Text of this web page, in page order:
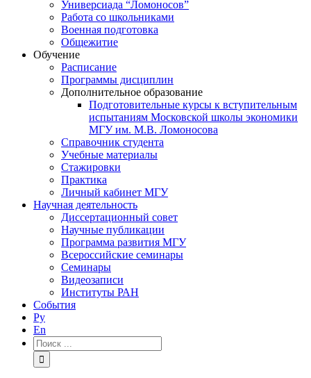
Универсиада “Ломоносов”
Работа со школьниками
Военная подготовка
Общежитие
Обучение
Расписание
Программы дисциплин
Дополнительное образование
Подготовительные курсы к вступительным
испытаниям Московской школы экономики
МГУ им. М.В. Ломоносова
Справочник студента
Учебные материалы
Стажировки
Практика
Личный кабинет МГУ
Научная деятельность
Диссертационный совет
Научные публикации
Программа развития МГУ
Всероссийские семинары
Семинары
Видеозаписи
Институты РАН
События
Ру
En
Результат
поиска: